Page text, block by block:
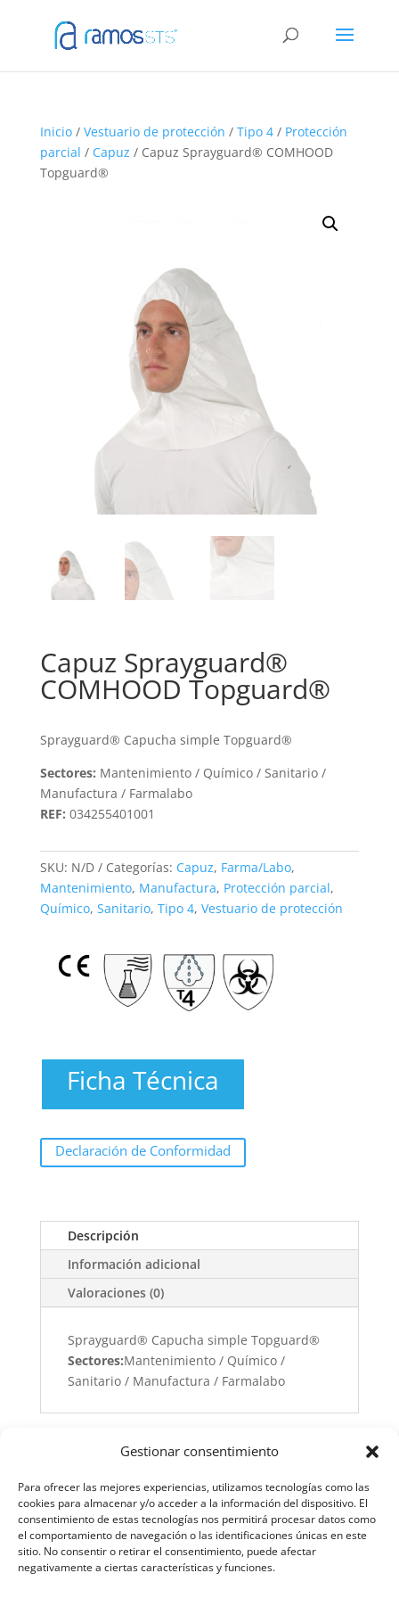
Gestionar consentimiento
Para ofrecer las mejores experiencias, utilizamos tecnologías como las
cookies para almacenar y/o acceder a la información del dispositivo. El
consentimiento de estas tecnologías nos permitirá procesar datos como
el comportamiento de navegación o las identificaciones únicas en este
sitio. No consentir o retirar el consentimiento, puede afectar
negativamente a ciertas características y funciones.
Inicio/ Vestuario de protección / Tipo 4/ Protección
parcial / Capuz / Capuz Sprayguard® COMHOOD
Topguard®
Capuz Sprayguard®
COMHOOD Topguard®
Sprayguard® Capucha simple Topguard®
Sectores: Mantenimiento / Químico / Sanitario /
Manufactura / Farmalabo
REF: 034255401001
SKU: N/D Categorías: Capuz, Farma/Labo,
Mantenimiento, Manufactura, Protección parcial,
Químico, Sanitario, Tipo 4, Vestuario de protección
Ficha Técnica
Declaración de Conformidad
Descripción
Información adicional
Valoraciones (0)
Sprayguard® Capucha simple Topguard®
Sectores:Mantenimiento / Químico /
Sanitario / Manufactura / Farmalabo